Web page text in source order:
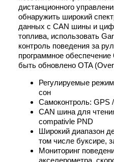
дистанционного
обнаружить широкий
данных с CAN шины и
топлива, использовать
контроль поведения за
программное
быть обновлено OTA
Регулируемые
сон
Самоконтроль: GPS
CAN шина для
compativle PND
Широкий диапазон
том числе буксире,
Мониторинг